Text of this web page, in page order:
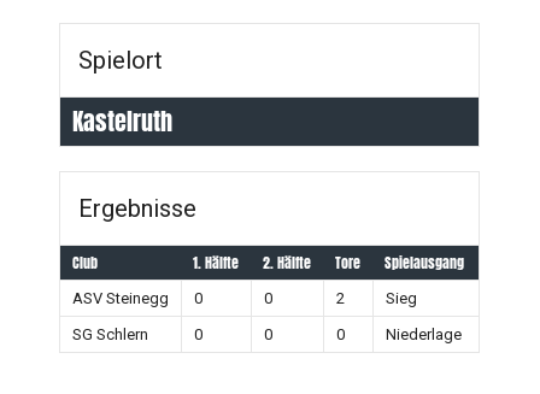
Spielort
Kastelruth
Ergebnisse
Club 1. Hälfte 2. Hälfte Tore Spielausgang
ASV Steinegg 0 0 2
Sieg
SG Schlern
0 0 0 Niederlage